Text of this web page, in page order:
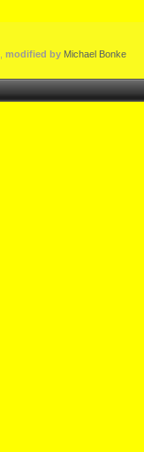
modified by Michael Bonke